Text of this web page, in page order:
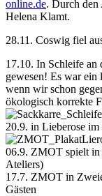
online.de. Durch den
Helena Klamt.
28.11. Coswig fiel
17.10. In Schleife
gewesen! Es war ein
wenn wir schon
ökologisch korrekte
20.9. in Lieberose
06.9. ZMOT spielt in
Ateliers)
17.7. ZMOT in
Gästen